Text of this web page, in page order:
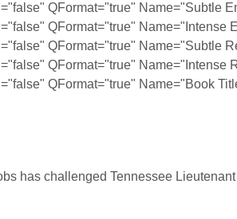
QFormat="true" Name="Subtle
QFormat="true" Name="Intense
QFormat="true" Name="Subtle
QFormat="true" Name="Intense
QFormat="true" Name="Book
has challenged Tennessee